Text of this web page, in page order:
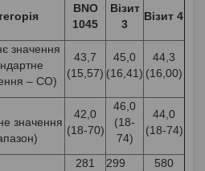
BNO
1045
Візит
3
Візит 4
значення
– СО)
43,7
(15,57)
45,0
(16,41)
44,3
(16,00)
значення
42,0
(18-70)
46,0
(18-
74)
44,0
(18-74)
281
299
580